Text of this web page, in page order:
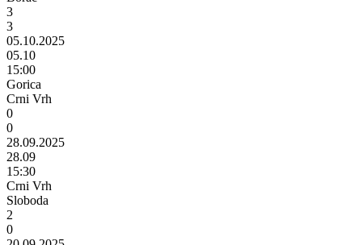
3
3
05.10.2025
05.10
15:00
Gorica
Crni Vrh
0
0
28.09.2025
28.09
15:30
Crni Vrh
Sloboda
2
0